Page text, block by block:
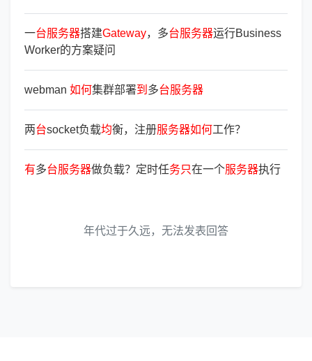
一台服务器搭建Gateway，多台服务器运行Business
Worker的方案疑问
webman 如何集群部署到 多台服务器
两台socket负载均衡，注册服务器如何工作？
有多台服务器做负载？定时任务只在一个服务器执行
年代过于久远，无法发表回答